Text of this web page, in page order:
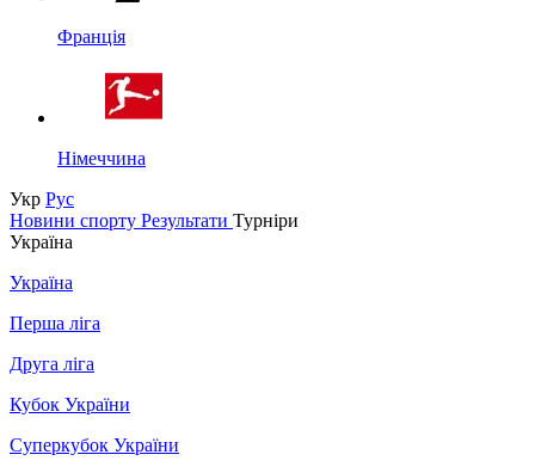
Франція
Німеччина
Укр Рус
Новини спорту Результати Турніри
Україна
Україна
Перша ліга
Друга ліга
Кубок України
Суперкубок України